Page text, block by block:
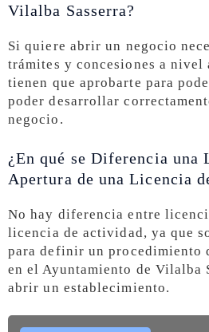
Vilalba Sasserra?
Si quiere abrir un negocio
trámites y concesiones a
tienen que aprobarte para
poder desarrollar
negocio.
¿En qué se Diferencia una
Apertura de una Licencia
No hay diferencia entre
licencia de actividad, ya que
para definir un procedimiento
en el Ayuntamiento de Vilalba
abrir un establecimiento.